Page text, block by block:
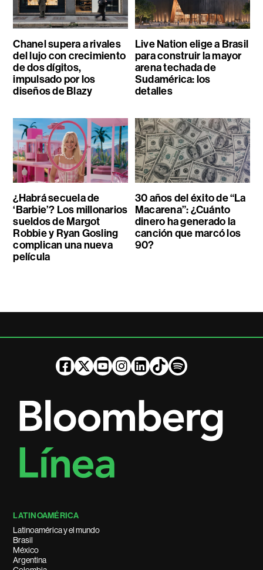
Chanel supera a rivales
del lujo con crecimiento
de dos dígitos,
impulsado por los
diseños de Blazy
Live Nation elige a Brasil
para construir la mayor
arena techada de
Sudamérica: los
detalles
¿Habrá secuela de
‘Barbie’? Los millonarios
sueldos de Margot
Robbie y Ryan Gosling
complican una nueva
película
30 años del éxito de “La
Macarena”: ¿Cuánto
dinero ha generado la
canción que marcó los
90?
LATINOAMÉRICA
Latinoamérica y el mundo
Brasil
México
Argentina